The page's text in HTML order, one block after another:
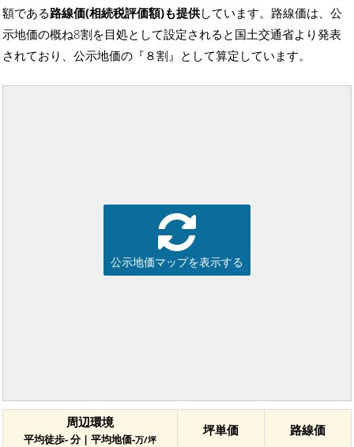
額である路線価(相続税評価額)も提供しています。路線価は、公
示地価の概ね8割を目処として設定されると国土交通省より発表
されており、公示地価の『８割』として算定しています。
公示地価マップを表示する
周辺環境
平均徒歩- 分 | 平均地価-万/坪
坪単価 路線価